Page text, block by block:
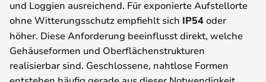
und Loggien ausreichend. Für exponierte Aufstellorte
ohne Witterungsschutz empfiehlt sich IP54oder
höher. Diese Anforderung beeinflusst direkt, welche
Gehäuseformen und Oberflächenstrukturen
realisierbar sind. Geschlossene, nahtlose Formen